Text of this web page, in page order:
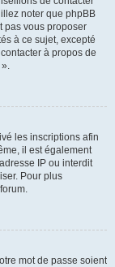
noter que phpBB
pas vous proposer
à ce sujet, excepté
à propos de
les inscriptions afin
il est également
IP ou interdit
Pour plus
mot de passe soient